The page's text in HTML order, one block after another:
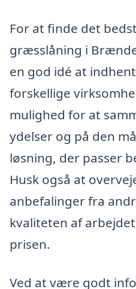
For at finde det
græsslåning i
en god idé at
forskellige
mulighed for at
ydelser og på den
løsning, der passer
Husk også at
anbefalinger fra
kvaliteten af
prisen.
Ved at være godt